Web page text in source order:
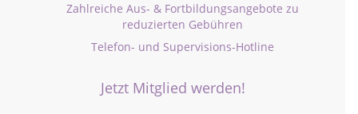
Zahlreiche Aus- & Fortbildungsangebote zu
reduzierten Gebühren
Telefon- und Supervisions-Hotline
Jetzt Mitglied werden!